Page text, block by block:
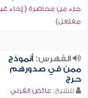
جزء من محاضرة ( إخاء
مفتعل)
الفهرس:أنموذج
ممن في صدورهم
حرج
للشيخ: عائض القرني